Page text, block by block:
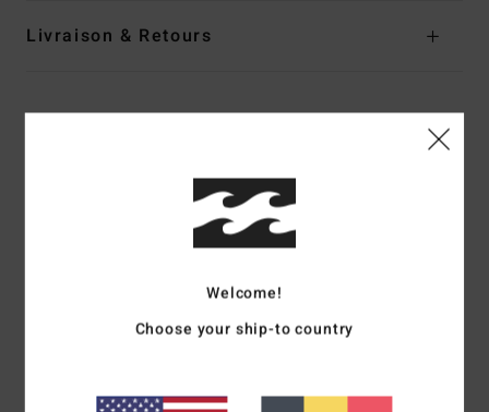
Livraison & Retours
Note moyenne
5.0
basé sur1 avis vérifiésdepuis décembre 2025
Confort
Welcome!
Choose your ship-to country